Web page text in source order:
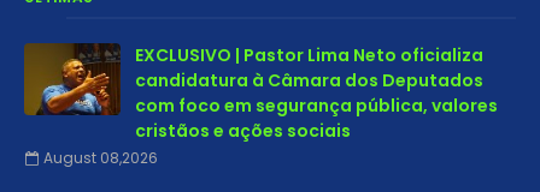
EXCLUSIVO | Pastor Lima Neto oficializa
candidatura à Câmara dos Deputados
com foco em segurança pública, valores
cristãos e ações sociais
August 08,2026